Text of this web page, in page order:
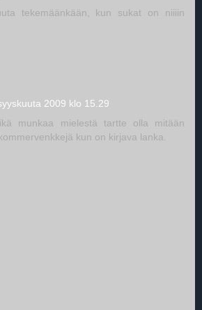
tekemäänkään, kun sukat on niiiin
2009 klo 15.29
munkaa mielestä tartte olla mitään
kun on kirjava lanka.